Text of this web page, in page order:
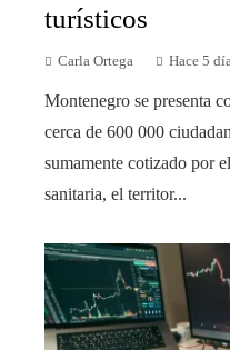
turísticos
Carla Ortega Hace 5
Montenegro se presenta
cerca de 600 000
sumamente cotizado por
sanitaria, el territor...